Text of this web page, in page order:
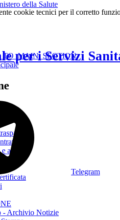
cookie tecnici per il corretto
della Salute
per i Servizi
Telegram
avvisi
- Archivio Notizie